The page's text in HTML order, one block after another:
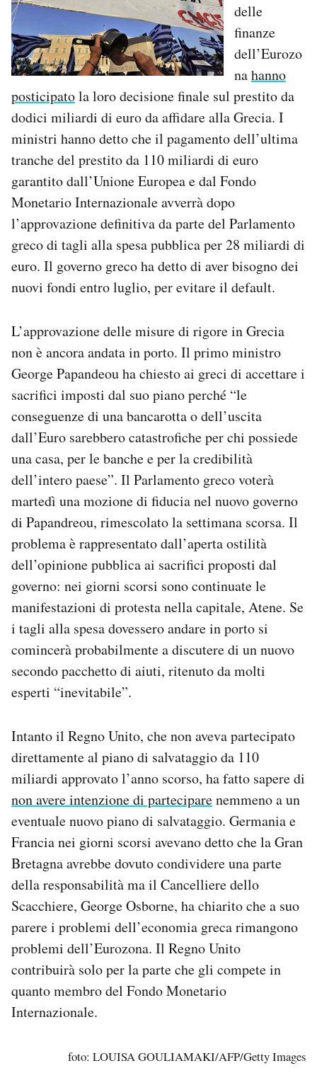
CALENDARIO
AREA PERSONALE
Area Personale
Newsletter
Notifiche mobile
Regala il Post
Hai bisogno di aiuto?
Esci
delle
finanze
dell’Eurozo
nahanno
posticipatola loro decisione finale sul prestito da
dodici miliardi di euro da affidare alla Grecia. I
ministri hanno detto che il pagamento dell’ultima
tranche del prestito da 110 miliardi di euro
garantito dall’Unione Europea e dal Fondo
Monetario Internazionale avverrà dopo
l’approvazione definitiva da parte del Parlamento
greco di tagli alla spesa pubblica per 28 miliardi di
euro. Il governo greco ha detto di aver bisogno dei
nuovi fondi entro luglio, per evitare il default.
L’approvazione delle misure di rigore in Grecia
non è ancora andata in porto. Il primo ministro
George Papandeou ha chiesto ai greci di accettare i
sacrifici imposti dal suo piano perché “le
conseguenze di una bancarotta o dell’uscita
dall’Euro sarebbero catastrofiche per chi possiede
una casa, per le banche e per la credibilità
dell’intero paese”. Il Parlamento greco voterà
martedì una mozione di fiducia nel nuovo governo
di Papandreou, rimescolato la settimana scorsa. Il
problema è rappresentato dall’aperta ostilità
dell’opinione pubblica ai sacrifici proposti dal
governo: nei giorni scorsi sono continuate le
manifestazioni di protesta nella capitale, Atene. Se
i tagli alla spesa dovessero andare in porto si
comincerà probabilmente a discutere di un nuovo
secondo pacchetto di aiuti, ritenuto da molti
esperti “inevitabile”.
Intanto il Regno Unito, che non aveva partecipato
direttamente al piano di salvataggio da 110
miliardi approvato l’anno scorso, ha fatto sapere di
non avere intenzione di parteciparenemmeno a un
eventuale nuovo piano di salvataggio. Germania e
Francia nei giorni scorsi avevano detto che la Gran
Bretagna avrebbe dovuto condividere una parte
della responsabilità ma il Cancelliere dello
Scacchiere, George Osborne, ha chiarito che a suo
parere i problemi dell’economia greca rimangono
problemi dell’Eurozona. Il Regno Unito
contribuirà solo per la parte che gli compete in
quanto membro del Fondo Monetario
Internazionale.
foto: LOUISA GOULIAMAKI/AFP/Getty Images